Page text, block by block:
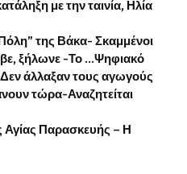
με την ταινία, Ηλία
της Βάκα- Σκαμμένοι
ξήλωνε -Το …Ψηφιακό
άλλαξαν τους αγωγούς
τώρα-Αναζητείται
Αγίας Παρασκευής – Η